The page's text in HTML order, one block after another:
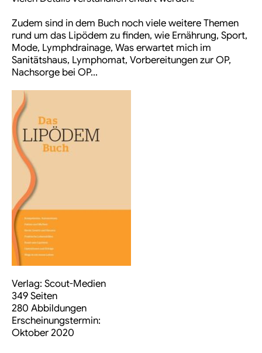
Zudem sind in dem Buch noch viele weitere Themen
rund um das Lipödem zu finden, wie Ernährung, Sport,
Mode, Lymphdrainage, Was erwartet mich im
Sanitätshaus, Lymphomat, Vorbereitungen zur OP,
Nachsorge bei OP…
Verlag: Scout-Medien
349 Seiten
280 Abbildungen
Erscheinungstermin:
Oktober 2020